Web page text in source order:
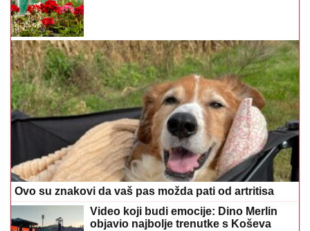
Ovo su znakovi da vaš pas možda pati od artritisa
Video koji budi emocije: Dino Merlin
objavio najbolje trenutke s Koševa